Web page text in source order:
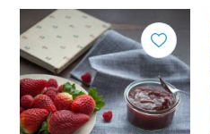
QUANTITÀ